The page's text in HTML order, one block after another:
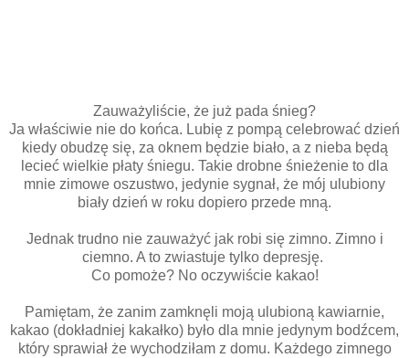
Zauważyliście, że już pada śnieg?
Ja właściwie nie do końca. Lubię z pompą celebrować dzień
kiedy obudzę się, za oknem będzie biało, a z nieba będą
lecieć wielkie płaty śniegu. Takie drobne śnieżenie to dla
mnie zimowe oszustwo, jedynie sygnał, że mój ulubiony
biały dzień w roku dopiero przede mną.
Jednak trudno nie zauważyć jak robi się zimno. Zimno i
ciemno. A to zwiastuje tylko depresję.
Co pomoże? No oczywiście kakao!
Pamiętam, że zanim zamknęli moją ulubioną kawiarnie,
kakao (dokładniej kakałko) było dla mnie jedynym bodźcem,
który sprawiał że wychodziłam z domu. Każdego zimnego